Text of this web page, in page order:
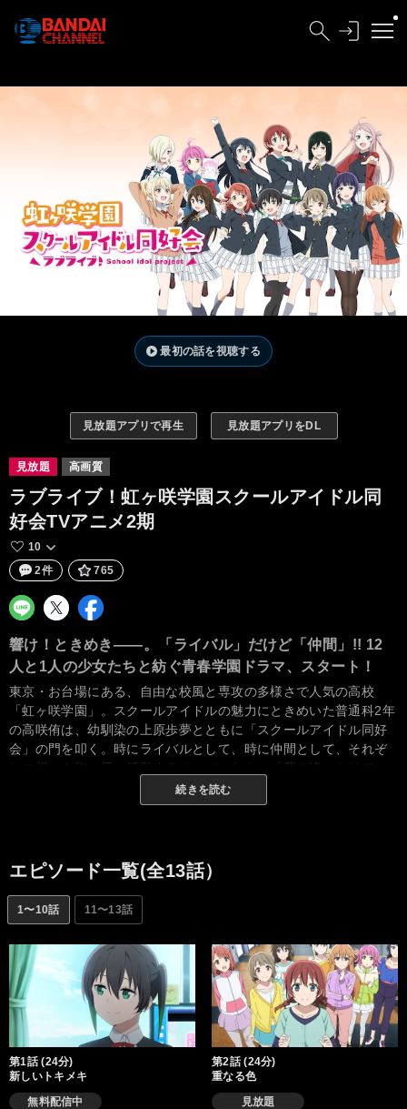
最初の話を視聴する
見放題アプリで再生 見放題アプリをDL
見放題 高画質
ラブライブ！虹ヶ咲学園スクールアイドル同
好会TVアニメ2期
10
2件
765
響け！ときめき――。「ライバル」だけど「仲間」!! 12
人と1人の少女たちと紡ぐ青春学園ドラマ、スタート！
東京・お台場にある、自由な校風と専攻の多様さで人気の高校
「虹ヶ咲学園」。スクールアイドルの魅力にときめいた普通科2年
の高咲侑は、幼馴染の上原歩夢とともに「スクールアイドル同好
会」の門を叩く。時にライバルとして、時に仲間として、それぞ
れの想いを胸に日々活動するメンバーたち。「夢を追いかけてい
る人を応援できたら……。」 12人と1人の少女たちが紡ぐ、初め
ての「みんなで叶える物語（スクールアイドルプロジェク
続きを読む
エピソード一覧(全13話）
1〜10話 11〜13話
第1話 (24分)
新しいトキメキ
無料配信中
第2話 (24分)
重なる色
見放題